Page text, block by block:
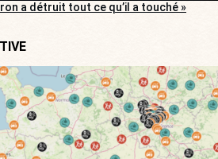
a détruit tout ce qu’il a touché »